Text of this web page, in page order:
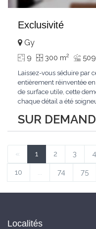
Exclusivité
SUR
Gy
9 300 m2
Laissez-vous séduire par
entièrement réinventée
de surface utile, cette
chaque détail a été
contemporaines. Sa
été conçue pour répondre
« 1 2 3 4
10 ... 74 75
Localités